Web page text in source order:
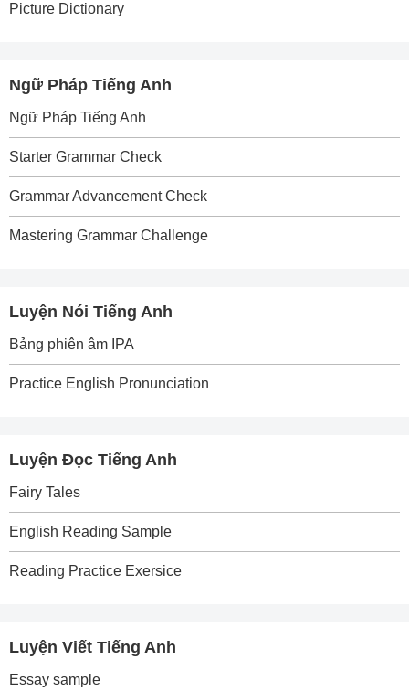
Picture Dictionary
Ngữ Pháp Tiếng Anh
Ngữ Pháp Tiếng Anh
Starter Grammar Check
Grammar Advancement Check
Mastering Grammar Challenge
Luyện Nói Tiếng Anh
Bảng phiên âm IPA
Practice English Pronunciation
Luyện Đọc Tiếng Anh
Fairy Tales
English Reading Sample
Reading Practice Exersice
Luyện Viết Tiếng Anh
Essay sample